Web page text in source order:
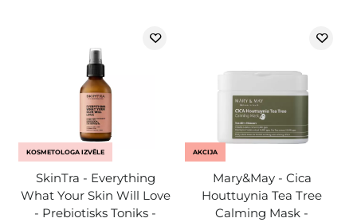
KOSMETOLOGA IZVĒLE
SkinTra - Everything
What Your Skin Will Love
- Prebiotisks Toniks -
AKCIJA
Mary&May - Cica
Houttuynia Tea Tree
Calming Mask -